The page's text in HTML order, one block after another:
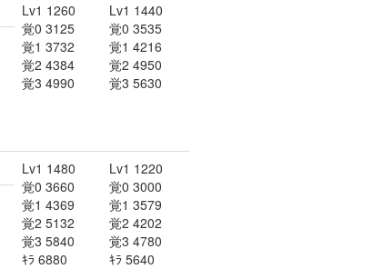
Lv1 1260
覚0 3125
覚1 3732
覚2 4384
覚3 4990
Lv1 1440
覚0 3535
覚1 4216
覚2 4950
覚3 5630
Lv1 1480
覚0 3660
覚1 4369
覚2 5132
覚3 5840
ｷﾗ 6880
Lv1 1220
覚0 3000
覚1 3579
覚2 4202
覚3 4780
ｷﾗ 5640